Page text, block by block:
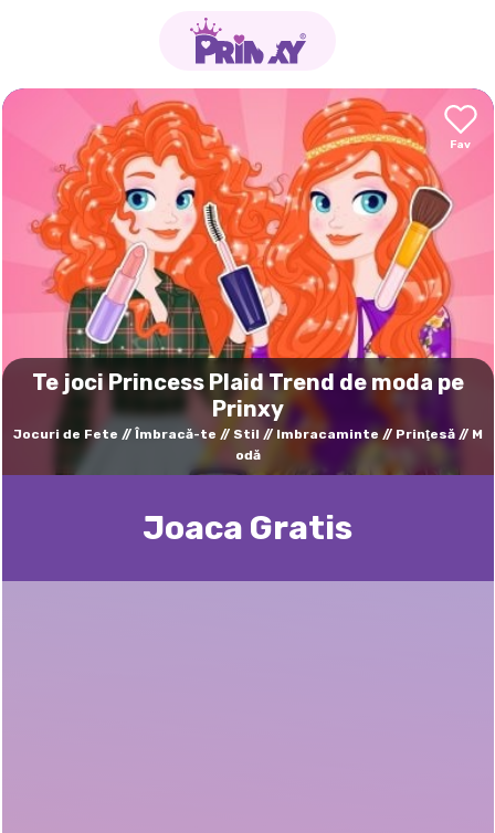
Te joci Princess Plaid Trend de moda pe
Prinxy
Jocuri de Fete Îmbracă-te Stil Imbracaminte Prinţesă
M
odă
Joaca Gratis